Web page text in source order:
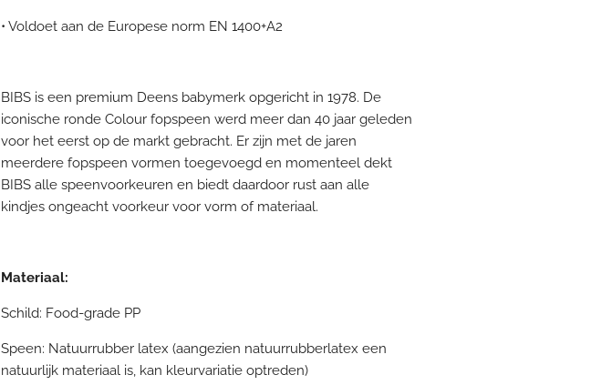
• Voldoet aan de Europese norm EN 1400+A2
BIBS is een premium Deens babymerk opgericht in 1978. De
iconische ronde Colour fopspeen werd meer dan 40 jaar geleden
voor het eerst op de markt gebracht. Er zijn met de jaren
meerdere fopspeen vormen toegevoegd en momenteel dekt
BIBS alle speenvoorkeuren en biedt daardoor rust aan alle
kindjes ongeacht voorkeur voor vorm of materiaal.
Materiaal:
Schild: Food-grade PP
Speen: Natuurrubber latex (aangezien natuurrubberlatex een
natuurlijk materiaal is, kan kleurvariatie optreden)